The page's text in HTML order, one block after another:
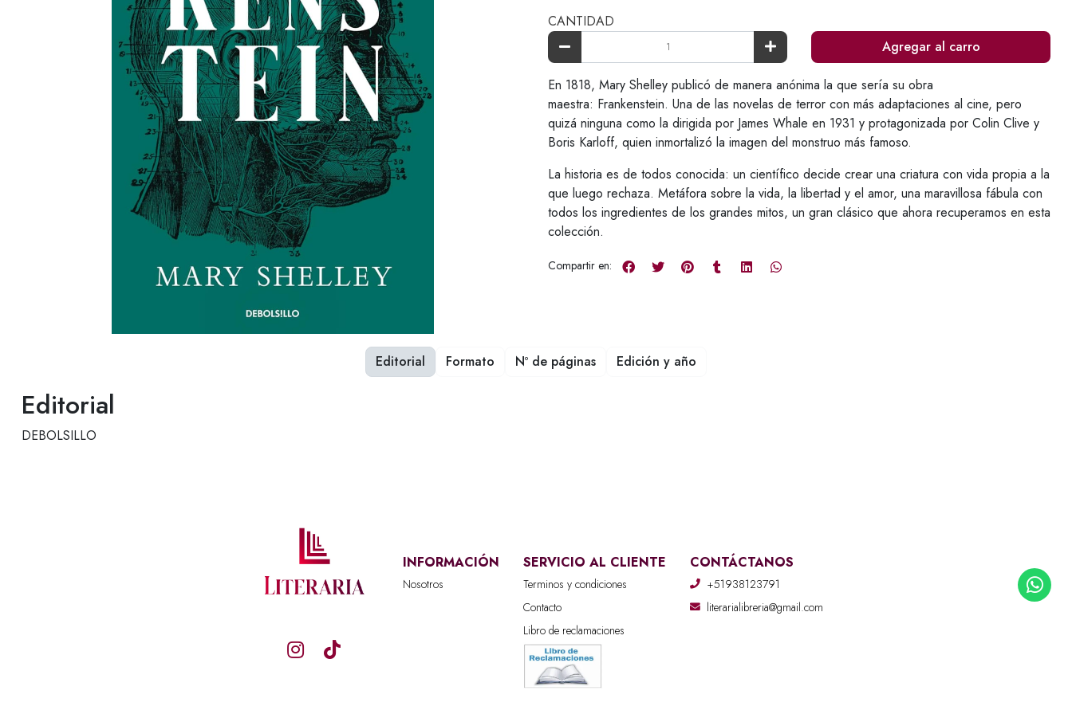
CANTIDAD
Agregar al carro
En 1818, Mary Shelley publicó de manera anónima la que sería su obra
maestra: Frankenstein. Una de las novelas de terror con más adaptaciones al cine, pero
quizá ninguna como la dirigida por James Whale en 1931 y protagonizada por Colin Clive y
Boris Karloff, quien inmortalizó la imagen del monstruo más famoso.
La historia es de todos conocida: un científico decide crear una criatura con vida propia a la
que luego rechaza. Metáfora sobre la vida, la libertad y el amor, una maravillosa fábula con
todos los ingredientes de los grandes mitos, un gran clásico que ahora recuperamos en esta
colección.
Compartir en:
Editorial
DEBOLSILLO
Editorial Formato Nº de páginas Edición y año
INFORMACIÓN
Nosotros
SERVICIO AL CLIENTE
Terminos y condiciones
Contacto
Libro de reclamaciones
CONTÁCTANOS
+51938123791
literarialibreria@gmail.com